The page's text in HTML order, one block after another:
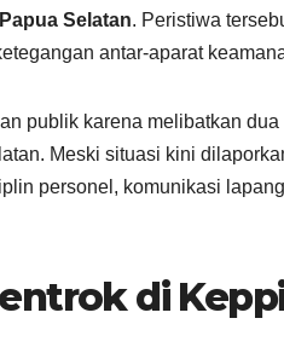
Papua Selatan. Peristiwa
antar-aparat
publik karena melibatkan
Meski situasi kini
personel, komunikasi
di